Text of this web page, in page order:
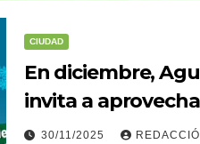
CIUDAD
En diciembre,
invita a
congelada del
30/11/2025